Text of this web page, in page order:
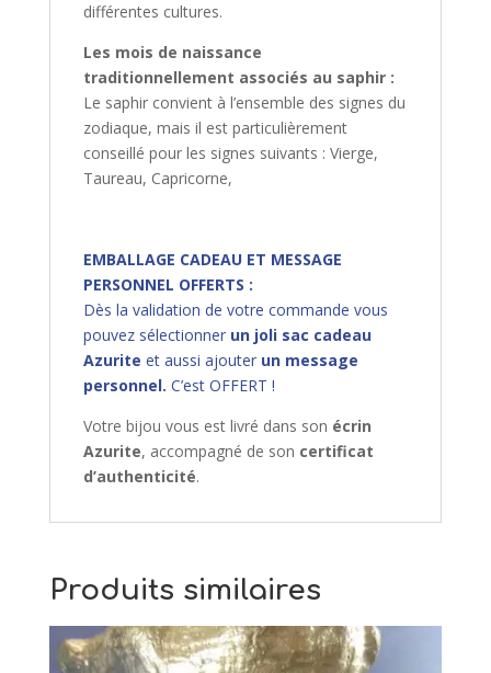
différentes cultures.
Les mois de naissance
traditionnellement associés au saphir :
Le saphir convient à l’ensemble des signes du
zodiaque, mais il est particulièrement
conseillé pour les signes suivants : Vierge,
Taureau, Capricorne,
EMBALLAGE CADEAU ET MESSAGE
PERSONNEL OFFERTS :
Dès la validation de votre commande vous
pouvez sélectionner un joli sac cadeau
Azurite et aussi ajouter un message
personnel. C’est OFFERT !
Votre bijou vous est livré dans son écrin
Azurite, accompagné de son certificat
d’authenticité.
Produits similaires